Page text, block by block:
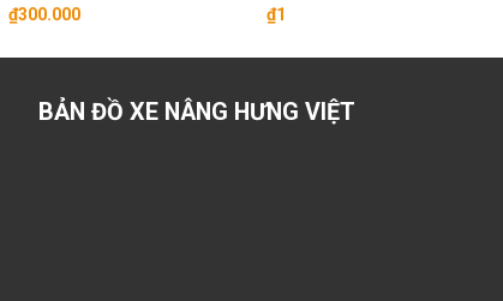
₫300.000 ₫1
BẢN ĐỒ XE NÂNG HƯNG VIỆT